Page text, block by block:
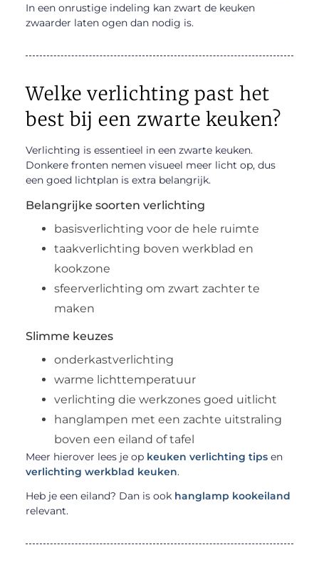
In een onrustige indeling kan zwart de keuken
zwaarder laten ogen dan nodig is.
Welke verlichting past het
best bij een zwarte keuken?
Verlichting is essentieel in een zwarte keuken.
Donkere fronten nemen visueel meer licht op, dus
een goed lichtplan is extra belangrijk.
Belangrijke soorten verlichting
basisverlichting voor de hele ruimte
taakverlichting boven werkblad en
kookzone
sfeerverlichting om zwart zachter te
maken
Slimme keuzes
onderkastverlichting
warme lichttemperatuur
verlichting die werkzones goed uitlicht
hanglampen met een zachte uitstraling
boven een eiland of tafel
Meer hierover lees je op keuken verlichting tipsen
verlichting werkblad keuken.
Heb je een eiland? Dan is ook hanglamp kookeiland
relevant.